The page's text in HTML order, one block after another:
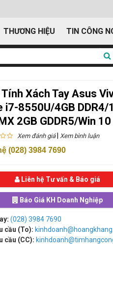
THƯƠNG HIỆU TIN CÔNG
Xách Tay Asus
i7-8550U/4GB DDR4/
2GB GDDR5/Win
Xem đánh giá| Xem bình luận
(028) 3984 7690
Liên hệ Tư vấn & Báo giá
Báo Giá KH Doanh Nghiệp
(028) 3984 7690
cầu (To):
cầu (CC):